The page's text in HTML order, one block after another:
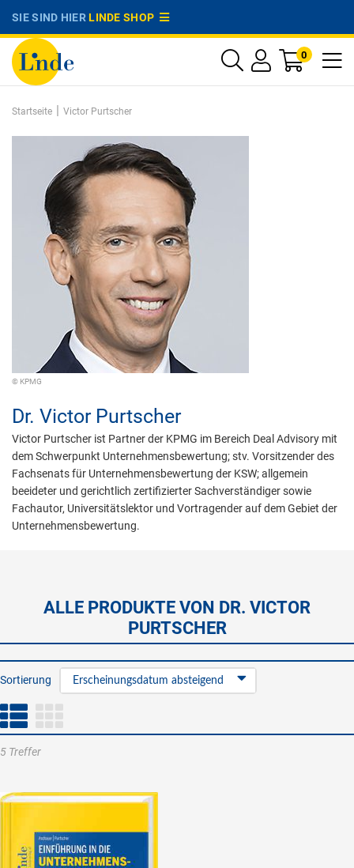
SIE SIND HIERLINDE SHOP
0
Startseite | Victor Purtscher
© KPMG
Dr. Victor Purtscher
Victor Purtscher ist Partner der KPMG im Bereich Deal Advisory mit
dem Schwerpunkt Unternehmensbewertung; stv. Vorsitzender des
Fachsenats für Unternehmensbewertung der KSW; allgemein
beeideter und gerichtlich zertifizierter Sachverständiger sowie
Fachautor, Universitätslektor und Vortragender auf dem Gebiet der
Unternehmensbewertung.
ALLE PRODUKTE VON DR. VICTOR
PURTSCHER
Sortierung Erscheinungsdatum absteigend
5 Treffer